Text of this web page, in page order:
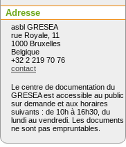
Adresse
asbl GRESEA
rue Royale, 11
1000 Bruxelles
Belgique
+32 2 219 70 76
contact
Le centre de documentation du
GRESEA est accessible au public
sur demande et aux horaires
suivants : de 10h à 16h30, du
lundi au vendredi. Les documents
ne sont pas empruntables.